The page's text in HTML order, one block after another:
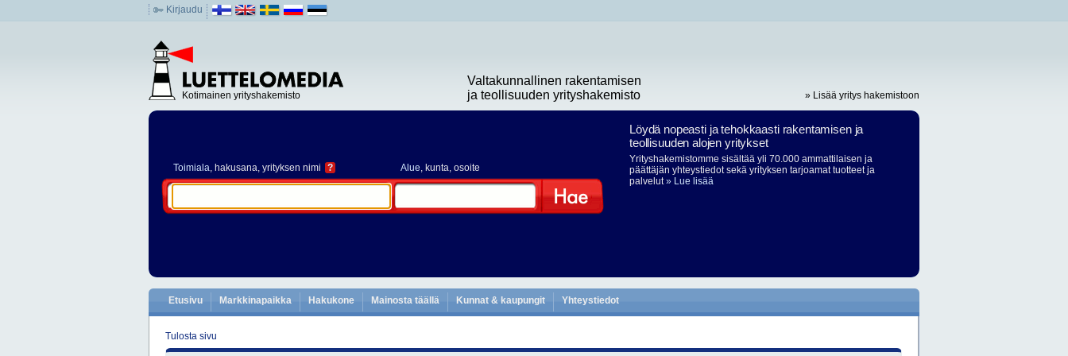
Kirjaudu
Kotimainen yrityshakemisto
Valtakunnallinen rakentamisen
ja teollisuuden yrityshakemisto
» Lisää yritys hakemistoon
Toimiala, hakusana, yrityksen nimi ? Alue, kunta, osoite
Löydä nopeasti ja tehokkaasti rakentamisen ja
teollisuuden alojen yritykset
Yrityshakemistomme sisältää yli 70.000 ammattilaisen ja
päättäjän yhteystiedot sekä yrityksen tarjoamat tuotteet ja
palvelut» Lue lisää
Etusivu Markkinapaikka Hakukone Mainosta täällä Kunnat & kaupungit Yhteystiedot
Tulosta sivu